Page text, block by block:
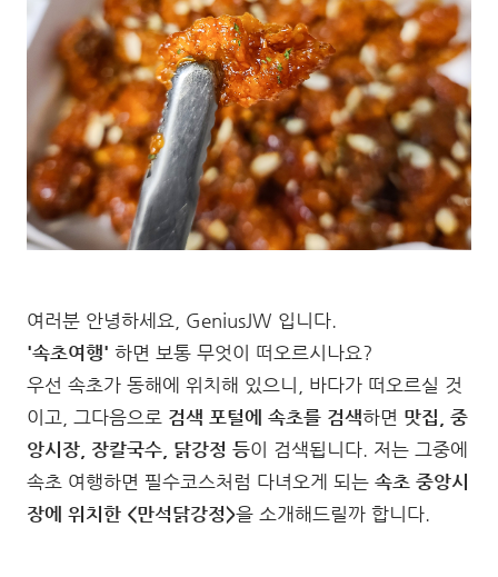
여러분 안녕하세요, GeniusJW 입니다.
'속초여행' 하면 보통 무엇이 떠오르시나요?
우선 속초가 동해에 위치해 있으니, 바다가 떠오르실 것
이고, 그다음으로 검색 포털에 속초를 검색하면 맛집, 중
앙시장, 장칼국수, 닭강정 등이 검색됩니다. 저는 그중에
속초 여행하면 필수코스처럼 다녀오게 되는 속초 중앙시
장에 위치한 <만석닭강정>을 소개해드릴까 합니다.